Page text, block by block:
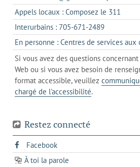
un
nouvel
dans
votre
de
Appels locaux : Composez le 311
dans
un
client
de
votre
Interurbains : 705-671-2489s'ouvre
dans
un
client
de
votre
En personne : Centres de services aux
Si vous avez des questions
Web ou si vous avez besoin de
format accessible, veuillez
chargé de l'accessibilité.
Restez connecté
Facebooks'ouvre
dans
À toi la parole
opens